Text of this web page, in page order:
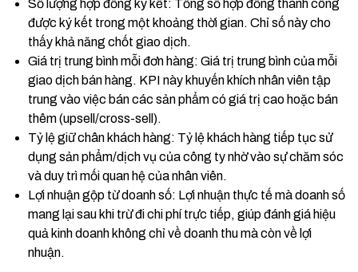
Số lượng hợp đồng ký kết: Tổng số hợp đồng thành công
được ký kết trong một khoảng thời gian. Chỉ số này cho
thấy khả năng chốt giao dịch.
Giá trị trung bình mỗi đơn hàng: Giá trị trung bình của mỗi
giao dịch bán hàng. KPI này khuyến khích nhân viên tập
trung vào việc bán các sản phẩm có giá trị cao hoặc bán
thêm (upsell/cross-sell).
Tỷ lệ giữ chân khách hàng: Tỷ lệ khách hàng tiếp tục sử
dụng sản phẩm/dịch vụ của công ty nhờ vào sự chăm sóc
và duy trì mối quan hệ của nhân viên.
Lợi nhuận gộp từ doanh số: Lợi nhuận thực tế mà doanh số
mang lại sau khi trừ đi chi phí trực tiếp, giúp đánh giá hiệu
quả kinh doanh không chỉ về doanh thu mà còn về lợi
nhuận.